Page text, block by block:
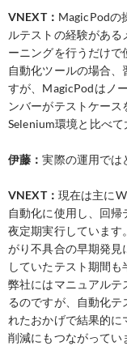
VNEXT： MagicPodの
ルテストの経験があ
ーニングを行うだけ
自動化ツールの場合
すが、MagicPodはノ
ンバーがテストケー
Selenium環境と比べて
伊藤：実際の運用では
VNEXT： 現在は主に
自動化に使用し、回
夜定期実行しています
がり不具合の早期発
していたテスト期間も
弊社にはマニュアル
るのですが、自動化テ
れたおかげで結果的に
削減にもつながって